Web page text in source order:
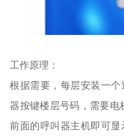
工作原理：
根据需要，每层安装一
器按键楼层号码，需要电
前面的呼叫器主机即可